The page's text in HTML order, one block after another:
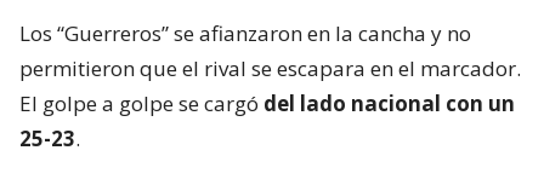
Los “Guerreros” se afianzaron en la cancha y no
permitieron que el rival se escapara en el marcador.
El golpe a golpe se cargó del lado nacional con un
25-23.